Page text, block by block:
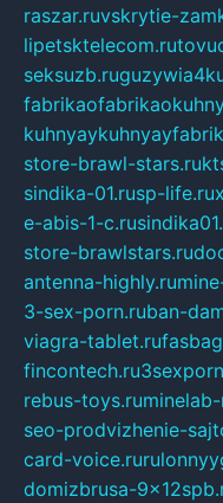
raszar.ruvskrytie-
lipetsktelecom.ru
seksuzb.ru
store-brawl-stars.ru
sindika-01.rusp-life.ru
e-abis-1-c.ru
store-brawlstars.ru
antenna-highly.ru
3-sex-porn.ruban-
viagra-tablet.ru
fincontech.ru
rebus-toys.ru
seo-prodvizhenie-
card-voice.ru
domizbrusa-